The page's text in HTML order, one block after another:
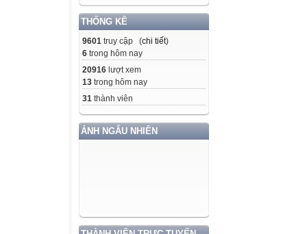
THỐNG KÊ
9601 truy cập (chi tiết)
6 trong hôm nay
20916 lượt xem
13 trong hôm nay
31 thành viên
ẢNH NGẪU NHIÊN